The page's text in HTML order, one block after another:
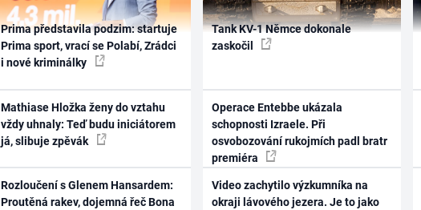
Prima představila podzim: startuje
Prima sport, vrací se Polabí, Zrádci
i nové kriminálky
Mathiase Hložka ženy do vztahu
vždy uhnaly: Teď budu iniciátorem
já, slibuje zpěvák
Rozloučení s Glenem Hansardem:
Proutěná rakev, dojemná řeč Bona
Tank KV-1 Němce dokonale
zaskočil
Operace Entebbe ukázala
schopnosti Izraele. Při
osvobozování rukojmích padl bratr
premiéra
Video zachytilo výzkumníka na
okraji lávového jezera. Je to jako